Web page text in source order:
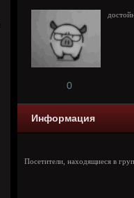
0
Информация
Посетители, находящиеся в